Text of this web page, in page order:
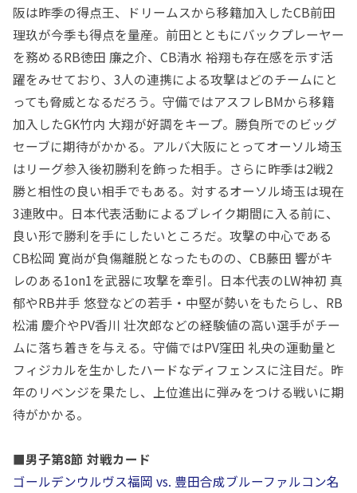
阪は昨季の得点王、ドリームスから移籍加入したCB前田
理玖が今季も得点を量産。前田とともにバックプレーヤー
を務めるRB徳田 廉之介、 CB清水 裕翔も存在感を示す活
躍をみせており、 3人の連携による攻撃はどのチームにと
っても脅威となるだろう。守備ではアスフレBMから移籍
加入したGK竹内 大翔が好調をキープ。勝負所でのビッグ
セーブに期待がかかる。アルバ大阪にとってオーソル埼玉
はリーグ参入後初勝利を飾った相手。さらに昨季は2戦2
勝と相性の良い相手でもある。対するオーソル埼玉は現在
3連敗中。日本代表活動によるブレイク期間に入る前に、
良い形で勝利を手にしたいところだ。攻撃の中心である
CB松岡 寛尚が負傷離脱となったものの、 CB藤田 響がキ
レのある1on1を武器に攻撃を牽引。日本代表のLW神初 真
郁やRB井手 悠登などの若手・中堅が勢いをもたらし、 RB
松浦 慶介やPV香川 壮次郎などの経験値の高い選手がチー
ムに落ち着きを与える。守備ではPV窪田 礼央の運動量と
フィジカルを生かしたハードなディフェンスに注目だ。昨
年のリベンジを果たし、上位進出に弾みをつける戦いに期
待がかかる。
■男子第8節 対戦カード
ゴールデンウルヴス福岡 vs. 豊田合成ブルーファルコン名